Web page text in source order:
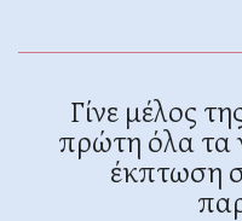
Γίνε μέλος
πρώτη όλα τα
έκπτωση